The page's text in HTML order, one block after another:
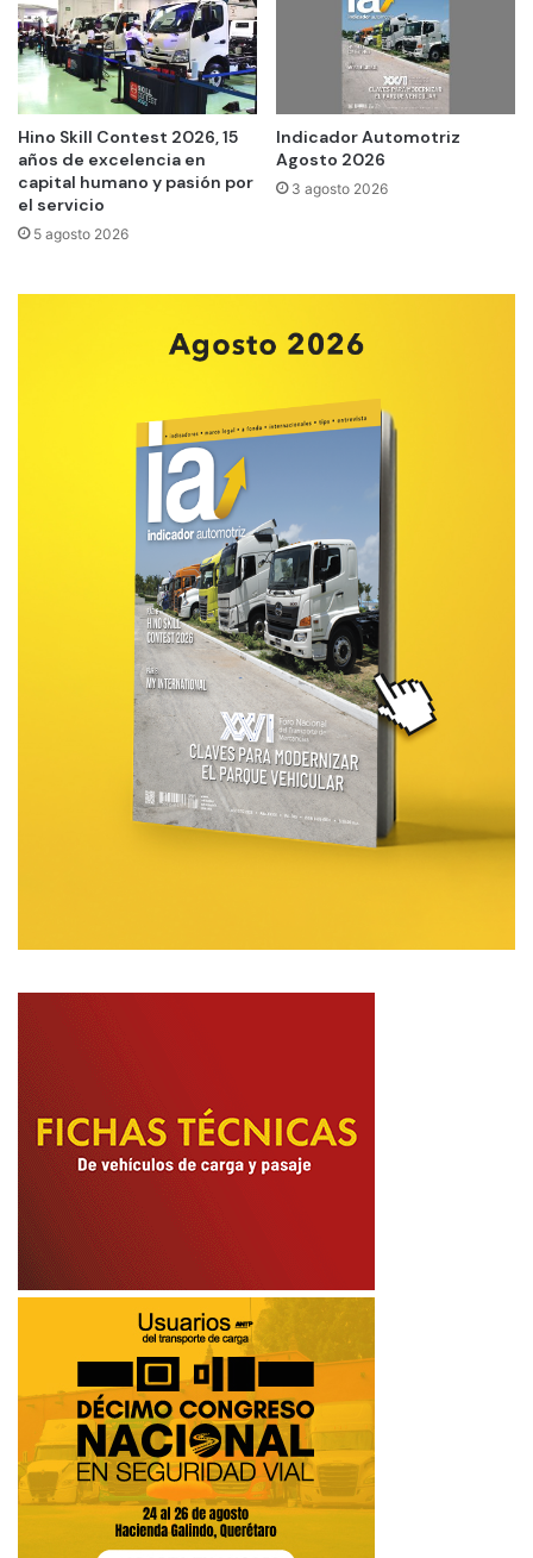
Hino Skill Contest 2026, 15
años de excelencia en
capital humano y pasión por
el servicio
5 agosto 2026
Indicador Automotriz
Agosto 2026
3 agosto 2026